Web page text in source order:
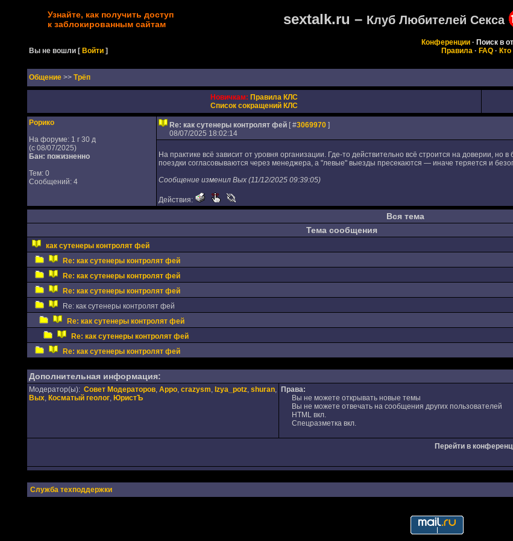
Узнайте, как получить доступ
к заблокированным сайтам
sextalk.ru – Клуб Любителей Секса
Вы не вошли [Войти ]
Конференции· Поиск в
Правила · FAQ ·
Oбщение >> Трёп
Новичкам: Правила КЛС
Список сокращений КЛС
Рорико
На форуме: 1 г 30 д
(с 08/07/2025)
Бан: пожизненно
Тем: 0
Сообщений: 4
Re: как сутенеры контролят фей [ #3069970]
08/07/2025 18:02:14
На практике всё зависит от уровня организации. Где-то действительно всё строится на доверии, но
поездки согласовываются через менеджера, а "левые" выезды пресекаются — иначе теряется и
Сообщение изменил Вых (11/12/2025 09:39:05)
Действия:
Вся тема
Тема сообщения
как сутенеры контролят фей
Re: как сутенеры контролят фей
Re: как сутенеры контролят фей
Re: как сутенеры контролят фей
Re: как сутенеры контролят фей
Re: как сутенеры контролят фей
Re: как сутенеры контролят фей
Re: как сутенеры контролят фей
Дополнительная информация:
Модератор(ы): Совет Модераторов, Appo, crazysm, Izya_potz, shuran,
Вых, Косматый геолог, ЮристЪ
Права:
Вы не можете открывать новые темы
Вы не можете отвечать на сообщения других пользователей
HTML вкл.
Спецразметка вкл.
Перейти в
Служба техподдержки